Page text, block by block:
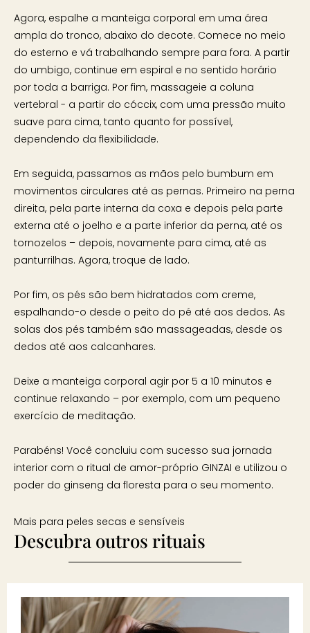
Agora, espalhe a manteiga corporal em uma área
ampla do tronco, abaixo do decote. Comece no meio
do esterno e vá trabalhando sempre para fora. A partir
do umbigo, continue em espiral e no sentido horário
por toda a barriga. Por fim, massageie a coluna
vertebral - a partir do cóccix, com uma pressão muito
suave para cima, tanto quanto for possível,
dependendo da flexibilidade.
Em seguida, passamos as mãos pelo bumbum em
movimentos circulares até as pernas. Primeiro na perna
direita, pela parte interna da coxa e depois pela parte
externa até o joelho e a parte inferior da perna, até os
tornozelos – depois, novamente para cima, até as
panturrilhas. Agora, troque de lado.
Por fim, os pés são bem hidratados com creme,
espalhando-o desde o peito do pé até aos dedos. As
solas dos pés também são massageadas, desde os
dedos até aos calcanhares.
Deixe a manteiga corporal agir por 5 a 10 minutos e
continue relaxando – por exemplo, com um pequeno
exercício de meditação.
Parabéns! Você concluiu com sucesso sua jornada
interior com o ritual de amor-próprio GINZAI e utilizou o
poder do ginseng da floresta para o seu momento.
Mais para peles secas e sensíveis
Descubra outros rituais